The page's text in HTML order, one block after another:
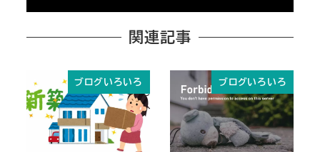
関連記事
ブログいろいろ ブログいろいろ